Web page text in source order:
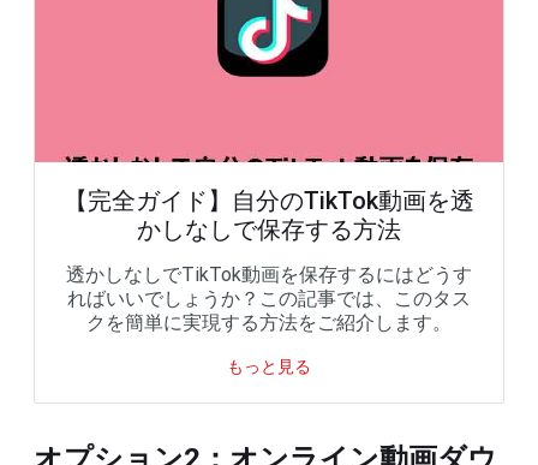
【完全ガイド】自分のTikTok動画を透
かしなしで保存する方法
透かしなしでTikTok動画を保存するにはどうす
ればいいでしょうか？この記事では、このタス
クを簡単に実現する方法をご紹介します。
もっと見る